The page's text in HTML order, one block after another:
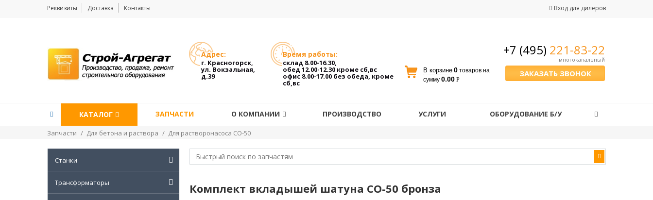
Реквизиты Доставка Контакты Вход для дилеров
Адрес:
г. Красногорск,
ул. Вокзальная,
д.39
Время работы:
склад 8.00-16.30,
обед 12.00-12.30 кроме сб,вс
офис 8.00-17.00 без обеда, кроме
сб,вс
В корзине 0 товаров на
сумму 0.00 Р
+7 (495) 221-83-22
многоканальный
ЗАКАЗАТЬ ЗВОНОК
О КОМПАНИИ
КАТАЛОГ ЗАПЧАСТИ ПРОИЗВОДСТВО УСЛУГИ ОБОРУДОВАНИЕ Б/У
Запчасти / Для бетона и раствора / Для растворонасоса СО-50
Станки
Трансформаторы Комплект вкладышей шатуна СО-50 бронза